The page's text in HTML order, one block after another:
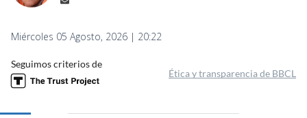
Miércoles 05 Agosto, 2026 | 20:22
Seguimos criterios de
Ética y transparencia de BBCL